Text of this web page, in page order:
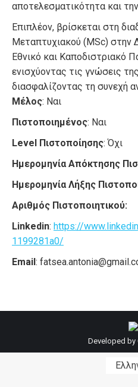
αποτελεσματικότητα και
Επιπλέον, βρίσκεται στη
Μεταπτυχιακού (MSc) στην
Εθνικό και Καποδιστριακό
ενισχύοντας τις γνώσεις
διασφαλίζοντας τη συνεχή
Μέλος: Ναι
Πιστοποιημένος: Ναι
Level Πιστοποίησης: Όχι
Ημερομηνία Απόκτησης
Ημερομηνία Λήξης
Αριθμός Πιστοποιητικού:
Linkedin: https://
1199281a0/
Email:
Developed by